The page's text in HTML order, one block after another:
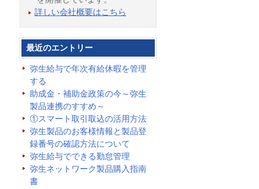
詳しい会社概要はこちら
最近のエントリー
弥生給与で年次有給休暇を管理
する
助成金・補助金政策の今～弥生
製品連携のすすめ～
①スマート取引取込の活用方法
弥生製品のお客様情報と製品登
録番号の確認方法について
弥生給与でできる勤怠管理
弥生ネットワーク製品購入指南
書